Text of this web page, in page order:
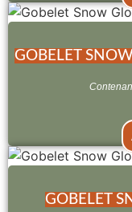
GOBELET
GOBELET